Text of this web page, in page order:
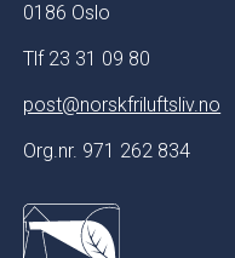
0186 Oslo
Tlf 23 31 09 80
post@norskfriluftsliv.no
Org.nr. 971 262 834